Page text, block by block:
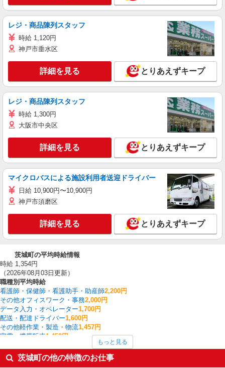
レジ・商品陳列スタッフ
時給 1,120円
神戸市垂水区
詳細を見る とりあえずキープ
レジ・商品陳列スタッフ
時給 1,300円
大阪市中央区
詳細を見る とりあえずキープ
マイクロバスによる施設利用者送迎ドライバー
日給 10,900円〜10,900円
神戸市須磨区
詳細を見る とりあえずキープ
茨城町の平均時給情報
時給 1,354円
（2026年08月03日更新）
職種別平均時給
看護師・保健師・看護助手・助産師2,200円
その他オフィスワーク・事務2,000円
データ入力・オペレーター1,700円
配送・配達ドライバー1,600円
その他軽作業・製造・物流1,457円
家電・携帯販売1,450円
1,443円
一般・営業事務1,428円
保育士・保育補助1,400円
もっと見る
茨城町の他の特徴のお仕事